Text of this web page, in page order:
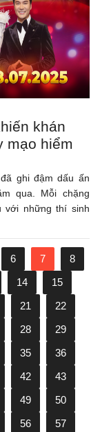
khán
mạo hiểm
ghi đậm dấu ấn
qua. Mỗi chặng
với những thí sinh
6 7
8
14
15
21
22
28
29
35
36
42
43
49
50
56
57